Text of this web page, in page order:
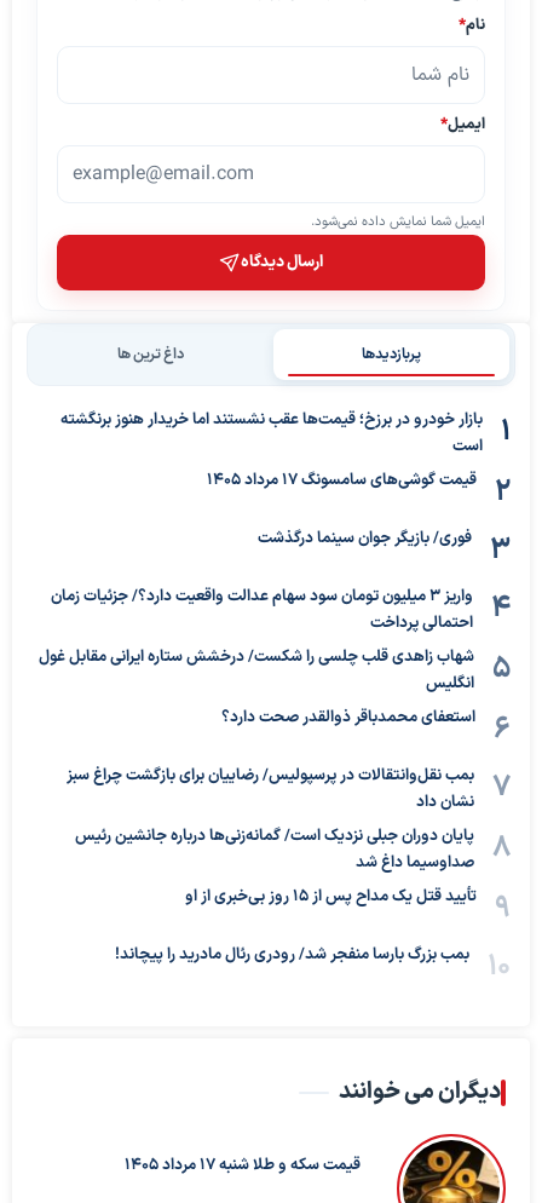
نام*
ایمیل*
ایمیل شما نمایش داده نمی‌شود.
ارسال دیدگاه
پربازدیدها داغ ترین ها
بازار خودرو در برزخ؛ قیمت‌ها عقب نشستند اما خریدار هنوز برنگشته
است
قیمت گوشی‌های سامسونگ 17 مرداد 1405
فوری/ بازیگر جوان سینما درگذشت
واریز ۳ میلیون تومان سود سهام عدالت واقعیت دارد؟/ جزئیات زمان
احتمالی پرداخت
شهاب زاهدی قلب چلسی را شکست/ درخشش ستاره ایرانی مقابل غول
انگلیس
استعفای محمدباقر ذوالقدر صحت دارد؟
بمب نقل‌وانتقالات در پرسپولیس/ رضاییان برای بازگشت چراغ سبز
نشان داد
پایان دوران جبلی نزدیک است/ گمانه‌زنی‌ها درباره جانشین رئیس
صداوسیما داغ شد
تأیید قتل یک مداح پس از ۱۵ روز بی‌خبری از او
بمب بزرگ بارسا منفجر شد/ رودری رئال مادرید را پیچاند!
دیگران می خوانند
قیمت سکه و طلا شنبه 17 مرداد 1405